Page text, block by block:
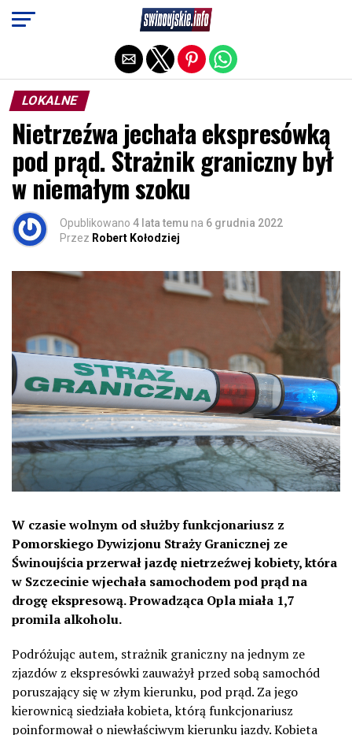
LOKALNE
Nietrzeźwa jechała ekspresówką
pod prąd. Strażnik graniczny był
w niemałym szoku
Opublikowano 4 lata temu na 6 grudnia 2022
Przez Robert Kołodziej
W czasie wolnym od służby funkcjonariusz z
Pomorskiego Dywizjonu Straży Granicznej ze
Świnoujścia przerwał jazdę nietrzeźwej kobiety, która
w Szczecinie wjechała samochodem pod prąd na
drogę ekspresową. Prowadząca Opla miała 1,7
promila alkoholu.
Podróżując autem, strażnik graniczny na jednym ze
zjazdów z ekspresówki zauważył przed sobą samochód
poruszający się w złym kierunku, pod prąd. Za jego
kierownicą siedziała kobieta, którą funkcjonariusz
poinformował o niewłaściwym kierunku jazdy. Kobieta
Exit mobile version